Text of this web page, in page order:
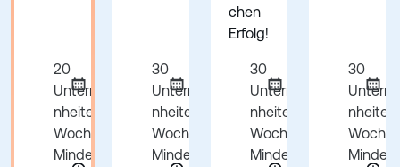
20
Unterrichtsei
nheiten pro
Woche
Mindestens 1
30
Unterrichtsei
nheiten pro
Woche
Mindestens
chen
Erfolg!
30
Unterrichtsei
nheiten pro
Woche
Mindestens 1
30
nheiten
Woche